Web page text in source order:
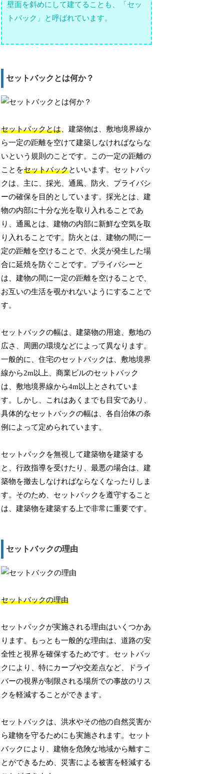
壁面を斜めにして建てることも、「セッ
トバック」と呼ばれています。
セットバックとは何か？
セットバックとは、建築物は、敷地境界線か
ら一定の距離を空けて建築しなければならな
いという規則のことです。この一定の距離の
ことをセットバックといいます。セットバッ
クは、主に、採光、通風、防火、プライバシ
ーの確保を目的としています。採光とは、建
物の内部に十分な光を取り入れることであ
り、通風とは、建物の内部に新鮮な空気を取
り入れることです。防火とは、建物の間に一
定の距離を空けることで、火災が発生した場
合に延焼を防ぐことです。プライバシーと
は、建物の間に一定の距離を空けることで、
お互いの生活を覗かれないようにすることで
す。
セットバックの幅は、建築物の用途、敷地の
広さ、周囲の環境などによって異なります。
一般的に、住宅のセットバックは、敷地境界
線から2m以上、商業ビルのセットバック
は、敷地境界線から4m以上とされていま
す。しかし、これはあくまでも目安であり、
具体的なセットバックの幅は、各自治体の条
例によって定められています。
セットバックを無視して建築物を建築する
と、行政指導を受けたり、最悪の場合は、建
築物を撤去しなければならなくなったりしま
す。そのため、セットバックを遵守すること
は、建築物を建築する上で非常に重要です。
セットバックの理由
セットバックの理由
セットバックが実施される理由はいくつかあ
ります。もっとも一般的な理由は、道路の安
全性と視界を確保するためです。セットバッ
クにより、特にカーブや交差点など、ドライ
バーの視界が制限される場所での事故のリス
クを軽減することができます。
セットバックは、洪水やその他の自然災害か
ら建物を守るためにも実施されます。セット
バックにより、建物を危険な地域から離すこ
とができるため、災害による被害を軽減する